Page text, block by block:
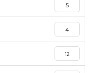
5
4
12